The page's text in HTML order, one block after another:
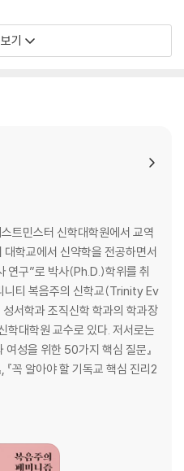
위일체
관한 교리
기
트민스터 신학대학원에서 교역
학교에서 신약학을 전공하면서
연구”로 박사(Ph.D.)학위를 취
니티 복음주의 신학교(Trinity Ev
학과 조직신학 학과의 학과장
학대학원 교수로 있다. 저서로는
여성을 위한 50가지 핵심 질문』
『꼭 알아야 할 기독교 핵심 진리2